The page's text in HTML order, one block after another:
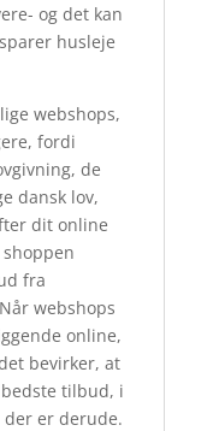
og det kan
husleje
webshops,
fordi
de
dansk lov,
dit online
fra
webshops
online,
bevirker, at
tilbud, i
der er derude.